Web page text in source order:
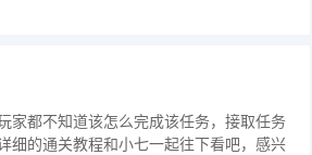
家都不知道该怎么完成该任务，接取任务
细的通关教程和小七一起往下看吧，感兴